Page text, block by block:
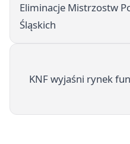
Eliminacje Mistrzostw
Śląskich
KNF wyjaśni rynek